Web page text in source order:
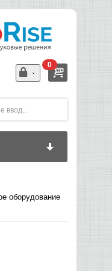
0
оборудование